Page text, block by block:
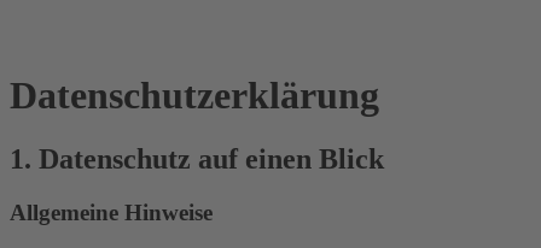
Datenschutz­erklärung
1. Datenschutz auf einen Blick
Allgemeine Hinweise